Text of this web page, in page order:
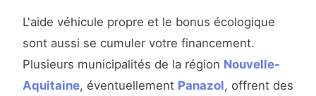
L'aide véhicule propre et le bonus écologique
sont aussi se cumuler votre financement.
Plusieurs municipalités de la région Nouvelle-
Aquitaine, éventuellement Panazol, offrent des